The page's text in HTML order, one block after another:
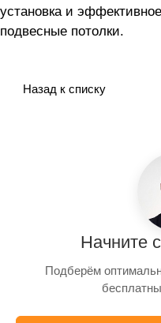
установка и
подвесные потолки.
Назад к списку
Начните
Подберём